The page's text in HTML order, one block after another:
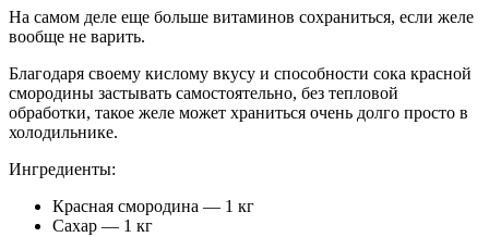
На самом деле еще больше витаминов сохраниться, если желе
вообще не варить.
Благодаря своему кислому вкусу и способности сока красной
смородины застывать самостоятельно, без тепловой
обработки, такое желе может храниться очень долго просто в
холодильнике.
Ингредиенты:
Красная смородина — 1 кг
Сахар — 1 кг